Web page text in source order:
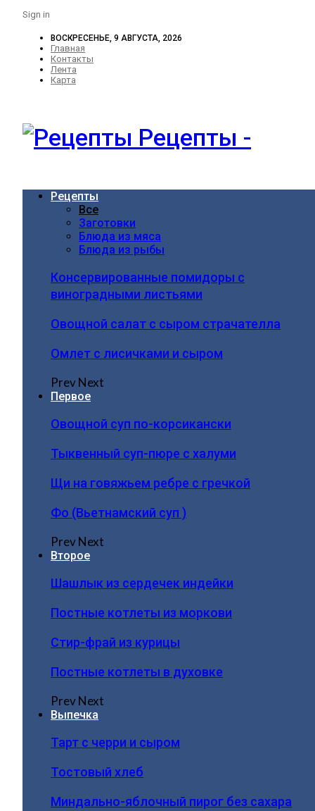
Sign in
ВОСКРЕСЕНЬЕ, 9 АВГУСТА, 2026
Главная
Контакты
Лента
Карта
Рецепты -
Рецепты
Все
Заготовки
Блюда из мяса
Блюда из рыбы
Консервированные помидоры с
виноградными листьями
Овощной салат с сыром страчателла
Омлет с лисичками и сыром
PrevNext
Первое
Овощной суп по-корсикански
Тыквенный суп-пюре с халуми
Щи на говяжьем ребре с гречкой
Фо (Вьетнамский суп )
PrevNext
Второе
Шашлык из сердечек индейки
Постные котлеты из моркови
Стир-фрай из курицы
Постные котлеты в духовке
PrevNext
Выпечка
Тарт с черри и сыром
Тостовый хлеб
Миндально-яблочный пирог без сахара